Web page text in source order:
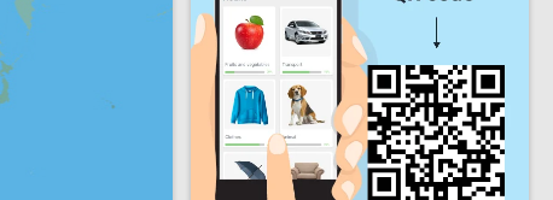
Sat Son
Daaglikse vordering
Maandelikse vordering